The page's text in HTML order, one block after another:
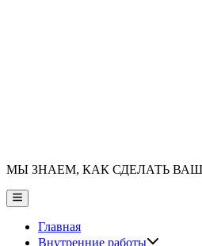
МЫ ЗНАЕМ, КАК СДЕЛАТЬ
Главное
меню
Главная
Внутренние работы